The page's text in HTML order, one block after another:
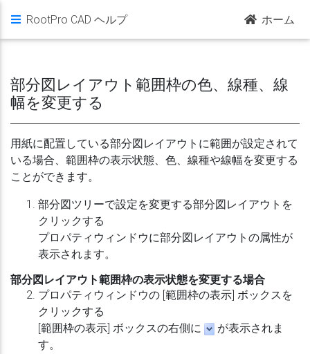
RootPro CAD ヘルプ ホーム
部分図レイアウト範囲枠の色、線種、線
幅を変更する
用紙に配置している部分図レイアウトに範囲が設定されて
いる場合、範囲枠の表示状態、色、線種や線幅を変更する
ことができます。
部分図ツリーで設定を変更する部分図レイアウトを
クリックする
プロパティウィンドウに部分図レイアウトの属性が
表示されます。
部分図レイアウト範囲枠の表示状態を変更する場合
プロパティウィンドウの [範囲枠の表示] ボックスを
クリックする
[範囲枠の表示] ボックスの右側に
が表示されま
す。